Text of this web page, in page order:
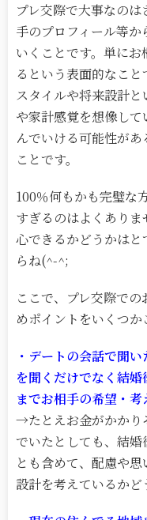
プレ交際で大事なの
手のプロフィール等
いくことです。単に
るという表面的なこ
スタイルや将来設計
や家計感覚を想像し
んでいける可能性が
ことです。
100％何もかも完璧な
すぎるのはよくあり
心できるかどうかは
らね(^-^;
ここで、プレ交際で
めポイントをいくつか
・デートの会話で聞
を聞くだけでなく結
までお相手の希望・
→たとえお金がかかり
でいたとしても、結
とも含めて、配慮や
設計を考えているかど